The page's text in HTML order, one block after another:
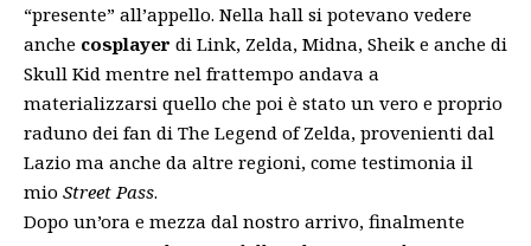
“presente” all’appello. Nella hall si potevano vedere
anche cosplayer di Link, Zelda, Midna, Sheik e anche di
Skull Kid mentre nel frattempo andava a
materializzarsi quello che poi è stato un vero e proprio
raduno dei fan di The Legend of Zelda, provenienti dal
Lazio ma anche da altre regioni, come testimonia il
mio Street Pass.
Dopo un’ora e mezza dal nostro arrivo, finalmente